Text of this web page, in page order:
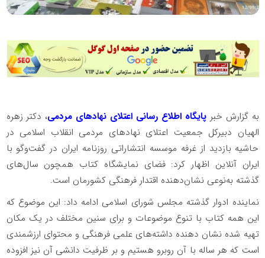
به گزارش خبر پایگاه اطلاع رسانی اعتلای نهادهای مردمی، دکتر زهره
الهیان دبیرکل جمعیت اعتلای نهادهای مردمی انقلاب اسلامی در
حاشیه بازدید از غرفه موسسه انتشاراتی روزنامه ایران در گفت‌وگو با
ایران آنلاین اظهار کرد: فضای نمایشگاه کتاب همچون سال‌های
گذشته به‌نوعی نشان‌دهنده اقتدار فرهنگی کشورمان است.
نماینده ادوار گذشته مجلس شورای اسلامی ادامه داد: این موضوع که
این همه کتاب با تنوع موضوعات و برای سنین مختلف در یک مکان
تهیه شده نشان دهنده داشته‌های علمی فرهنگی و محتوای ارزشمندی
است که هر ساله با آن روبرو هستیم و بر ظرفیت دانشی آن نیز افزوده